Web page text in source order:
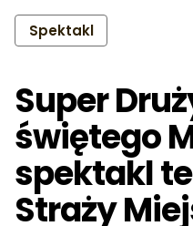
Spektakl
Super
świętego
spektakl
Straży